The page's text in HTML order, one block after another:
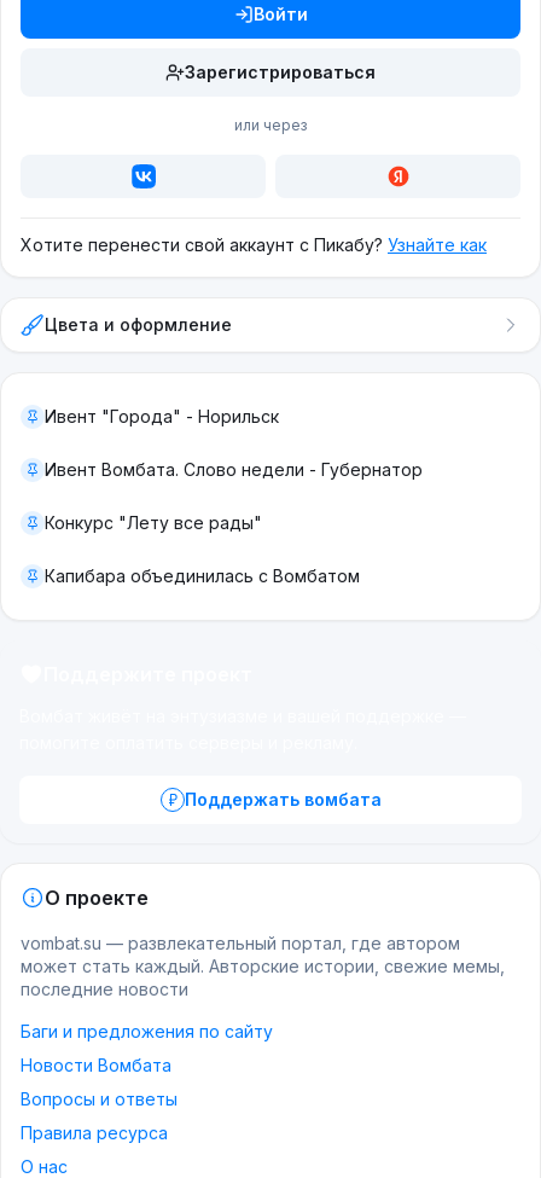
Войти
Зарегистрироваться
или через
Хотите перенести свой аккаунт с Пикабу? Узнайте как
Цвета и оформление
Ивент "Города" - Норильск
Ивент Вомбата. Слово недели - Губернатор
Конкурс "Лету все рады"
Капибара объединилась с Вомбатом
Поддержать вомбата
О проекте
vombat.su — развлекательный портал, где автором
может стать каждый. Авторские истории, свежие мемы,
последние новости
Баги и предложения по сайту
Новости Вомбата
Вопросы и ответы
Правила ресурса
О нас